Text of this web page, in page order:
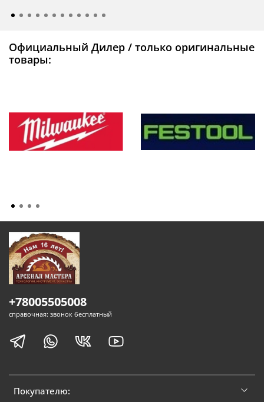
Официальный Дилер / только оригинальные
товары:
Покупателю:
+78005505008
справочная: звонок бесплатный